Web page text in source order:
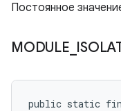
Постоянное
MODULE
public static final